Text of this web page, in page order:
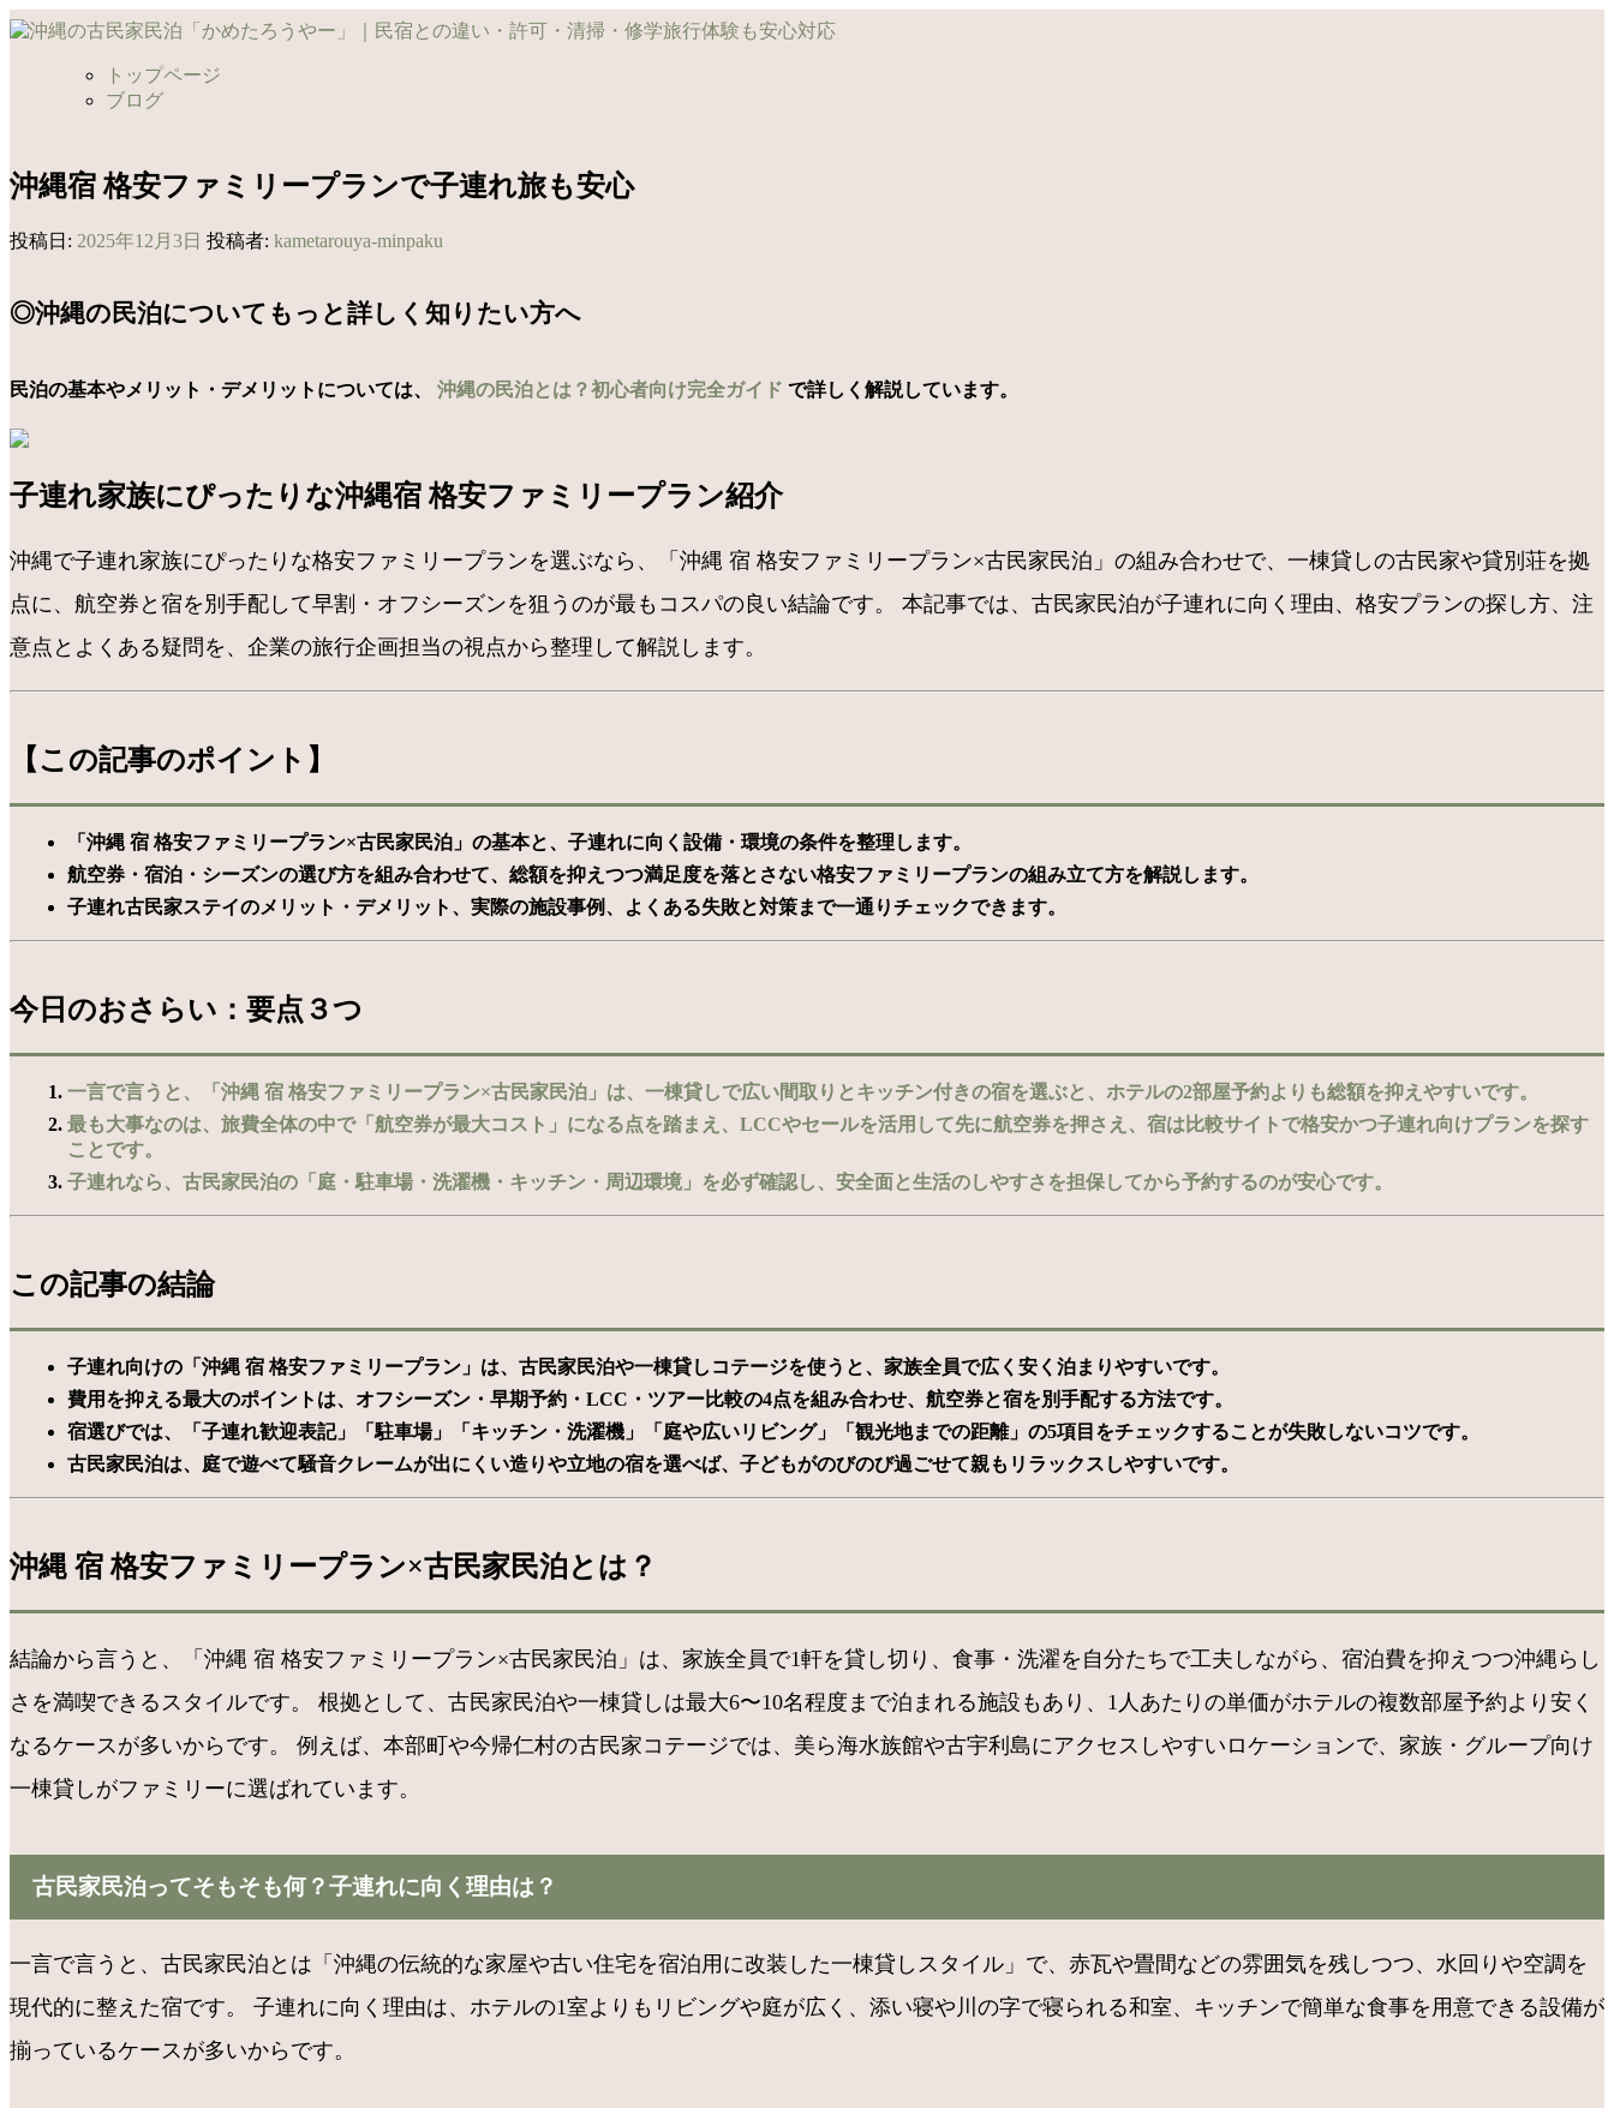
コ
ン
ス
キ
プ
トップページ
ブログ
沖縄宿 格安ファミリープランで子連れ旅も安心
投稿日: 2025年12月3日 投稿者: kametarouya-minpaku
◎沖縄の民泊についてもっと詳しく知りたい方へ
民泊の基本やメリット・デメリットについては、 沖縄の民泊とは？初心者向け完全ガイド で詳しく解説しています。
子連れ家族にぴったりな沖縄宿 格安ファミリープラン紹介
沖縄で子連れ家族にぴったりな格安ファミリープランを選ぶなら、「沖縄 宿 格安ファミリープラン×古民家民泊」の組み合わせで、一棟貸しの古民家や貸別荘を拠
点に、航空券と宿を別手配して早割・オフシーズンを狙うのが最もコスパの良い結論です。 本記事では、古民家民泊が子連れに向く理由、格安プランの探し方、注
意点とよくある疑問を、企業の旅行企画担当の視点から整理して解説します。
【この記事のポイント】
「沖縄 宿 格安ファミリープラン×古民家民泊」の基本と、子連れに向く設備・環境の条件を整理します。 ​
航空券・宿泊・シーズンの選び方を組み合わせて、総額を抑えつつ満足度を落とさない格安ファミリープランの組み立て方を解説します。 ​
子連れ古民家ステイのメリット・デメリット、実際の施設事例、よくある失敗と対策まで一通りチェックできます。
今日のおさらい：要点３つ
一言で言うと、「沖縄 宿 格安ファミリープラン×古民家民泊」は、一棟貸しで広い間取りとキッチン付きの宿を選ぶと、ホテルの2部屋予約よりも総額を抑えやすいです。
最も大事なのは、旅費全体の中で「航空券が最大コスト」になる点を踏まえ、LCCやセールを活用して先に航空券を押さえ、宿は比較サイトで格安かつ子連れ向けプランを探す
ことです。
子連れなら、古民家民泊の「庭・駐車場・洗濯機・キッチン・周辺環境」を必ず確認し、安全面と生活のしやすさを担保してから予約するのが安心です。
この記事の結論
子連れ向けの「沖縄 宿 格安ファミリープラン」は、古民家民泊や一棟貸しコテージを使うと、家族全員で広く安く泊まりやすいです。 ​
費用を抑える最大のポイントは、オフシーズン・早期予約・LCC・ツアー比較の4点を組み合わせ、航空券と宿を別手配する方法です。 ​
宿選びでは、「子連れ歓迎表記」「駐車場」「キッチン・洗濯機」「庭や広いリビング」「観光地までの距離」の5項目をチェックすることが失敗しないコツです。 ​
古民家民泊は、庭で遊べて騒音クレームが出にくい造りや立地の宿を選べば、子どもがのびのび過ごせて親もリラックスしやすいです。
沖縄 宿 格安ファミリープラン×古民家民泊とは？
結論から言うと、「沖縄 宿 格安ファミリープラン×古民家民泊」は、家族全員で1軒を貸し切り、食事・洗濯を自分たちで工夫しながら、宿泊費を抑えつつ沖縄らし
さを満喫できるスタイルです。 根拠として、古民家民泊や一棟貸しは最大6〜10名程度まで泊まれる施設もあり、1人あたりの単価がホテルの複数部屋予約より安く
なるケースが多いからです。 例えば、本部町や今帰仁村の古民家コテージでは、美ら海水族館や古宇利島にアクセスしやすいロケーションで、家族・グループ向け
一棟貸しがファミリーに選ばれています。
古民家民泊ってそもそも何？子連れに向く理由は？
一言で言うと、古民家民泊とは「沖縄の伝統的な家屋や古い住宅を宿泊用に改装した一棟貸しスタイル」で、赤瓦や畳間などの雰囲気を残しつつ、水回りや空調を
現代的に整えた宿です。 子連れに向く理由は、ホテルの1室よりもリビングや庭が広く、添い寝や川の字で寝られる和室、キッチンで簡単な食事を用意できる設備が
揃っているケースが多いからです。